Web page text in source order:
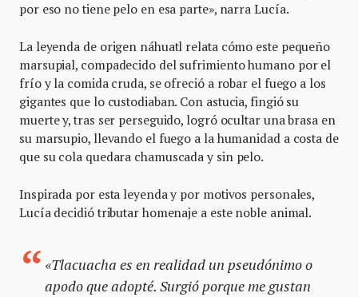
por eso no tiene pelo en esa parte», narra Lucía.
La leyenda de origen náhuatl relata cómo este pequeño
marsupial, compadecido del sufrimiento humano por el
frío y la comida cruda, se ofreció a robar el fuego a los
gigantes que lo custodiaban. Con astucia, fingió su
muerte y, tras ser perseguido, logró ocultar una brasa en
su marsupio, llevando el fuego a la humanidad a costa de
que su cola quedara chamuscada y sin pelo.
Inspirada por esta leyenda y por motivos personales,
Lucía decidió tributar homenaje a este noble animal.
«Tlacuacha es en realidad un pseudónimo o
apodo que adopté. Surgió porque me gustan